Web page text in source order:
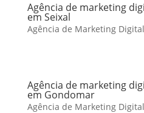
Agência de marketing
em Seixal
Agência de Marketing
Agência de marketing
em Gondomar
Agência de Marketing